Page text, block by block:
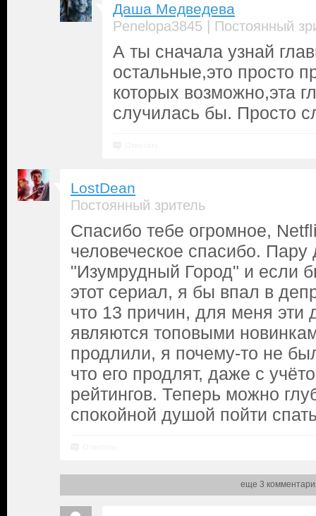
Даша Медведева
Penelopa3845 | Постоянный
А ты сначала узнай
остальные,это просто
которых возможно,эта
случилась бы. Просто
LostDean
Постоянный зритель
Спасибо тебе огромное,
человеческое спасибо.
"Изумрудный Город" и если
этот сериал, я бы впал в
что 13 причин, для меня эти
являются топовыми
продлили, я почему-то не
что его продлят, даже с
рейтингов. Теперь можно
спокойной душой пойти
еще 3